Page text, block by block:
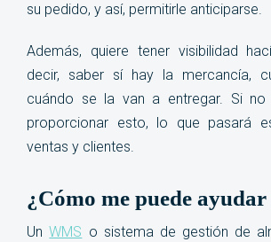
su pedido, y así, permitirle anticiparse.
Además, quiere tener visibilidad
decir, saber sí hay la mercancía,
cuándo se la van a entregar. Si
proporcionar esto, lo que pasará
ventas y clientes.
¿Cómo me puede
UnWMS o sistema de gestión de